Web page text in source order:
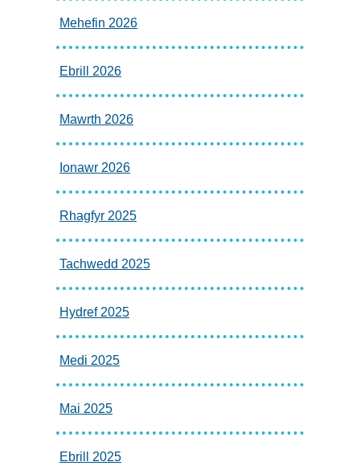
Mehefin 2026
Ebrill 2026
Mawrth 2026
Ionawr 2026
Rhagfyr 2025
Tachwedd 2025
Hydref 2025
Medi 2025
Mai 2025
Ebrill 2025